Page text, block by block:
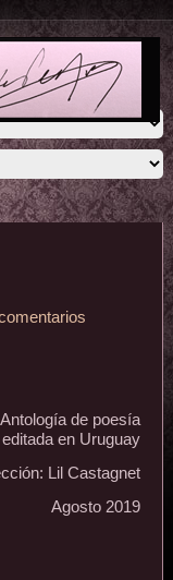
de poesía
editada en Uruguay
Lil Castagnet
Agosto 2019